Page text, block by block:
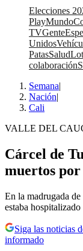
Elecciones
PlayMundo
TVGente
Unidos
PatasSalud
colaboración
Semana|
Nación|
Cali
VALLE DEL
Cárcel de
muertos
En la madrugada
estaba
Siga las noticias
informado